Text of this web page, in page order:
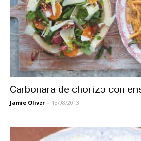
Carbonara de chorizo con
Jamie Oliver - 13/08/2013